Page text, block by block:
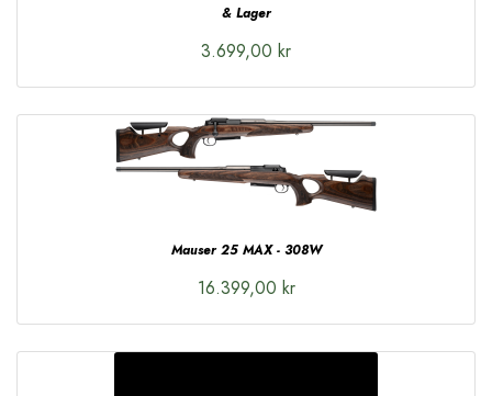
& Lager
3.699,00 kr
Mauser 25 MAX - 308W
16.399,00 kr